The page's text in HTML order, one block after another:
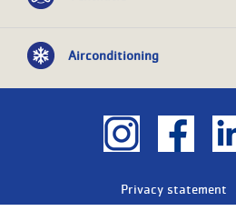
Airconditioning
Privacy statement